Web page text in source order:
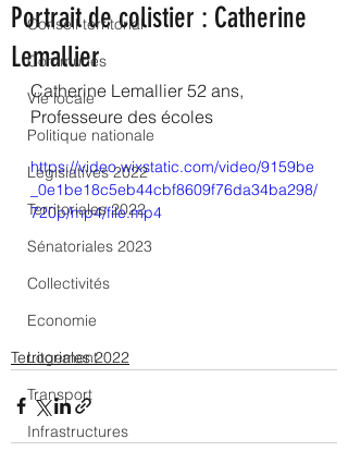
Conseil territorial
Communes
Vie locale
Politique nationale
Législatives 2022
Territoriales 2022
Sénatoriales 2023
Collectivités
Economie
Logement
Transport
Infrastructures
Portrait de colistier : Catherine
Lemallier
Catherine Lemallier 52 ans,
Professeure des écoles
https://video.wixstatic.com/video/9159be
_0e1be18c5eb44cbf8609f76da34ba298/
720p/mp4/file.mp4
Territoriales 2022